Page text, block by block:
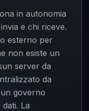
in autonomia
e chi riceve.
esterno per
non esiste un
server da
da
governo
La